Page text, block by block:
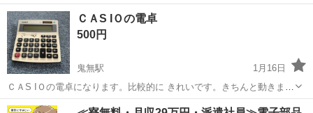
【購入時価格】13万円ぐらい 【サイズ】サイト等で確認をしてくださ
いm(_ _)m 【傷などの状態】とくに目立った傷はありません。 【...
香川 高松市 電話、ＦＡＸ
ＣＡS IＯの電卓
500円
鬼無駅
1月16日
ＣＡS IＯの電卓になります。比較的に きれいです。きちんと動きま
す。 動作確認済みです。使用した物なので 多少のキズ等はあります。
香川 高松市 鬼無駅 電話、ＦＡＸ 電卓